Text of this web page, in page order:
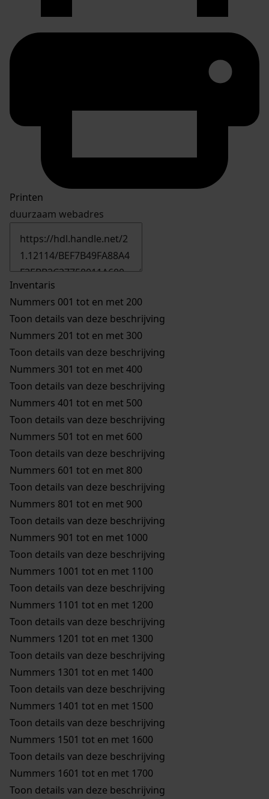
Printen
duurzaam webadres
Inventaris
Nummers 001 tot en met 200
Toon details van deze beschrijving
Nummers 201 tot en met 300
Toon details van deze beschrijving
Nummers 301 tot en met 400
Toon details van deze beschrijving
Nummers 401 tot en met 500
Toon details van deze beschrijving
Nummers 501 tot en met 600
Toon details van deze beschrijving
Nummers 601 tot en met 800
Toon details van deze beschrijving
Nummers 801 tot en met 900
Toon details van deze beschrijving
Nummers 901 tot en met 1000
Toon details van deze beschrijving
Nummers 1001 tot en met 1100
Toon details van deze beschrijving
Nummers 1101 tot en met 1200
Toon details van deze beschrijving
Nummers 1201 tot en met 1300
Toon details van deze beschrijving
Nummers 1301 tot en met 1400
Toon details van deze beschrijving
Nummers 1401 tot en met 1500
Toon details van deze beschrijving
Nummers 1501 tot en met 1600
Toon details van deze beschrijving
Nummers 1601 tot en met 1700
Toon details van deze beschrijving